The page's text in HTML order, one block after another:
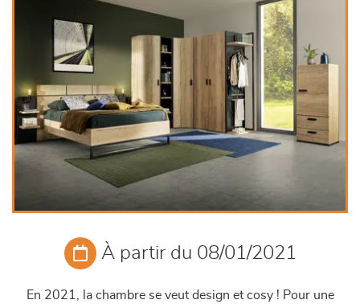
décoration
À partir du 08/01/2021
En 2021, la chambre se veut design et cosy ! Pour une